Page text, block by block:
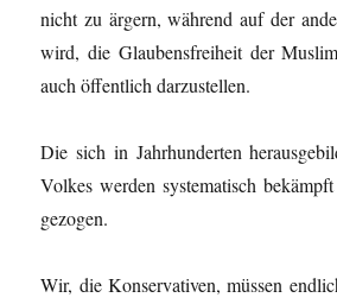
nicht zu ärgern, während auf der
wird, die Glaubensfreiheit der
auch öffentlich darzustellen.
Die sich in Jahrhunderten
Volkes werden systematisch
gezogen.
Wir, die Konservativen, müssen